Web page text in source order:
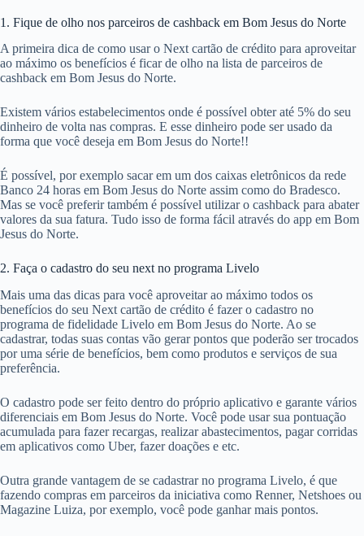
1. Fique de olho nos parceiros de cashback em Bom Jesus do Norte
A primeira dica de como usar o Next cartão de crédito para aproveitar
ao máximo os benefícios é ficar de olho na lista de parceiros de
cashback em Bom Jesus do Norte.
Existem vários estabelecimentos onde é possível obter até 5% do seu
dinheiro de volta nas compras. E esse dinheiro pode ser usado da
forma que você deseja em Bom Jesus do Norte!!
É possível, por exemplo sacar em um dos caixas eletrônicos da rede
Banco 24 horas em Bom Jesus do Norte assim como do Bradesco.
Mas se você preferir também é possível utilizar o cashback para abater
valores da sua fatura. Tudo isso de forma fácil através do app em Bom
Jesus do Norte.
2. Faça o cadastro do seu next no programa Livelo
Mais uma das dicas para você aproveitar ao máximo todos os
benefícios do seu Next cartão de crédito é fazer o cadastro no
programa de fidelidade Livelo em Bom Jesus do Norte. Ao se
cadastrar, todas suas contas vão gerar pontos que poderão ser trocados
por uma série de benefícios, bem como produtos e serviços de sua
preferência.
O cadastro pode ser feito dentro do próprio aplicativo e garante vários
diferenciais em Bom Jesus do Norte. Você pode usar sua pontuação
acumulada para fazer recargas, realizar abastecimentos, pagar corridas
em aplicativos como Uber, fazer doações e etc.
Outra grande vantagem de se cadastrar no programa Livelo, é que
fazendo compras em parceiros da iniciativa como Renner, Netshoes ou
Magazine Luiza, por exemplo, você pode ganhar mais pontos.